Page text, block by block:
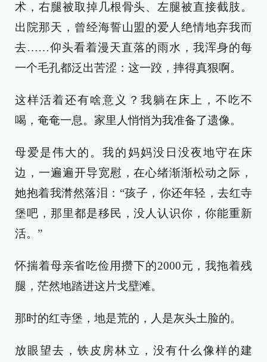
术，右腿被取掉几根骨头、左腿被直接截肢。
出院那天，曾经海誓山盟的爱人绝情地弃我而
去……仰头看着漫天直落的雨水，我浑身的每
一个毛孔都泛出苦涩：这一跤，摔得真狠啊。
这样活着还有啥意义？我躺在床上，不吃不
喝，奄奄一息。家里人悄悄为我准备了遗像。
母爱是伟大的。我的妈妈没日没夜地守在床
边，一遍遍开导宽慰，在心绪渐渐松动之际，
她抱着我潸然落泪：“孩子，你还年轻，去红寺
堡吧，那里都是移民，没人认识你，你能重新
活。”
怀揣着母亲省吃俭用攒下的2000元，我拖着残
腿，茫然地踏进这片戈壁滩。
那时的红寺堡，地是荒的，人是灰头土脸的。
放眼望去，铁皮房林立，没有什么像样的建